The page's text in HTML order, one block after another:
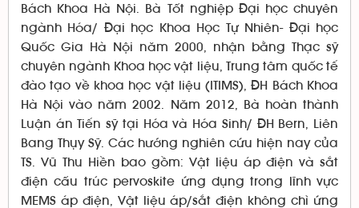
Bách Khoa Hà Nội. Bà Tốt nghiệp Đại học chuyên
ngành Hóa/ Đại học Khoa Học Tự Nhiên- Đại học
Quốc Gia Hà Nội năm 2000, nhận bằng Thạc sỹ
chuyên ngành Khoa học vật liệu, Trung tâm quốc tế
đào tạo về khoa học vật liệu (ITIMS), ĐH Bách Khoa
Hà Nội vào năm 2002. Năm 2012, Bà hoàn thành
Luận án Tiến sỹ tại Hóa và Hóa Sinh/ ĐH Bern, Liên
Bang Thụy Sỹ. Các hướng nghiên cứu hiện nay của
TS. Vũ Thu Hiền bao gồm: Vật liệu áp điện và sắt
điện cấu trúc pervoskite ứng dụng trong lĩnh vực
MEMS áp điện, Vật liệu áp/sắt điện không chì ứng